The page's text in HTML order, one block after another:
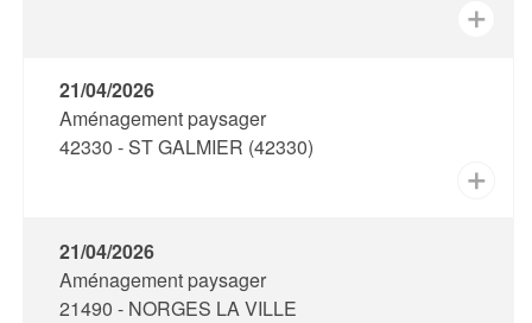
✕
21/04/2026
Aménagement paysager
42330 - ST GALMIER (42330)
✕
21/04/2026
Aménagement paysager
21490 - NORGES LA VILLE